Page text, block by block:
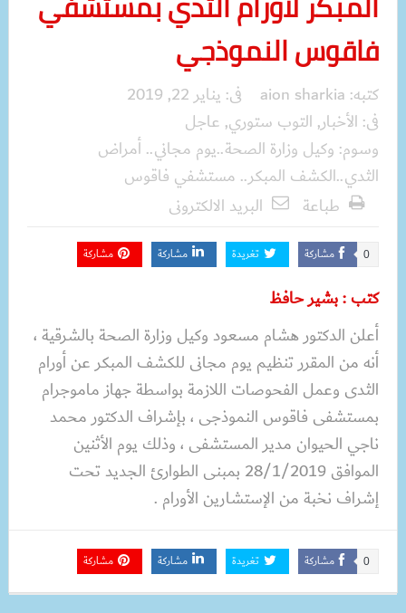
فاقوس النموذجي
كتبه: aion sharkia فى: يناير 22, 2019
فى: الأخبار, التوب ستوري, عاجل
وسوم: وكيل وزارة الصحة..يوم مجاني.. أمراض
الثدي..الكشف المبكر.. مستشفي فاقوس
طباعة
البريد الالكترونى
مشاركة 0 تغريدة مشاركة مشاركة
كتب : بشير حافظ
أعلن الدكتور هشام مسعود وكيل وزارة الصحة بالشرقية ،
أنه من المقرر تنظيم يوم مجانى للكشف المبكر عن أورام
الثدى وعمل الفحوصات اللازمة بواسطة جهاز ماموجرام
بمستشفى فاقوس النموذجى ، بإشراف الدكتور محمد
ناجي الحيوان مدير المستشفى ، وذلك يوم الأثنين
الموافق 28/1/2019 بمبنى الطوارئ الجديد تحت
إشراف نخبة من الإستشارين الأورام .
مشاركة 0 تغريدة مشاركة مشاركة